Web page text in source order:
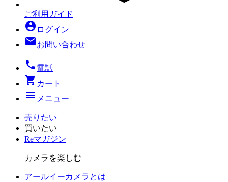
ご利用ガイド
account_circle ログイン
mailお問い合わせ
local_phone 電話
shopping_cart カート
menu メニュー
売りたい
買いたい
Reマガジン
カメラを楽しむ
アールイーカメラとは